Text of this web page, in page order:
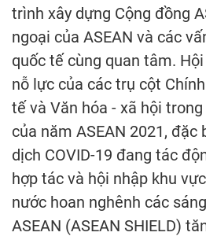
trình xây dựng Cộng đồng
ngoại của ASEAN và các
quốc tế cùng quan tâm.
nỗ lực của các trụ cột
tế và Văn hóa - xã hội
của năm ASEAN 2021,
dịch COVID-19 đang tác
hợp tác và hội nhập khu
nước hoan nghênh các
ASEAN (ASEAN SHIELD)